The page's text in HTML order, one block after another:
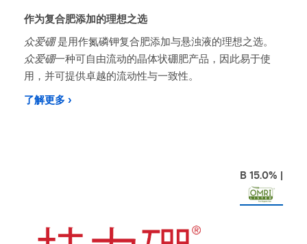
作为复合肥添加的理想之选
众爱硼是用作氮磷钾复合肥添加与悬浊液的理想之选。
众爱硼一种可自由流动的晶体状硼肥产品，因此易于使
用，并可提供卓越的流动性与一致性。
了解更多 ›
B 15.0% |